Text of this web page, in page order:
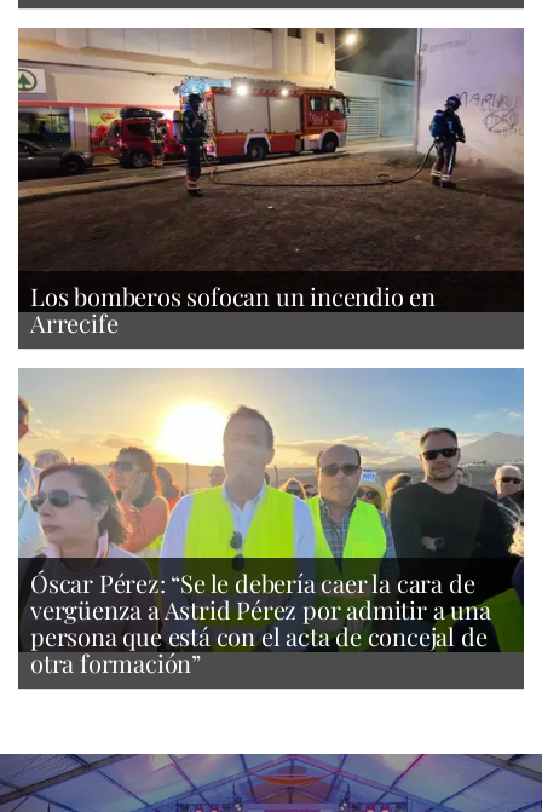
Los bomberos sofocan un incendio en
Arrecife
Óscar Pérez: “Se le debería caer la cara de
vergüenza a Astrid Pérez por admitir a una
persona que está con el acta de concejal de
otra formación”